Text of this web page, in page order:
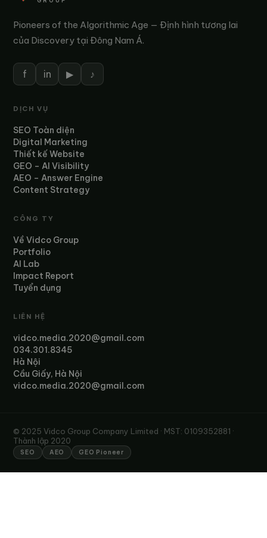
Pioneers of the Algorithmic Age — Định hình tương lai
của Discovery tại Đông Nam Á.
f in ▶ ♪
DỊCH VỤ
SEO Toàn diện
Digital Marketing
Thiết kế Website
GEO – AI Visibility
AEO – Answer Engine
Content Strategy
CÔNG TY
Về Vidco Group
Portfolio
AI Lab
Impact Report
Tuyển dụng
LIÊN HỆ
vidco.media.2020@gmail.com
034.301.8345
Hà Nội
Cầu Giấy, Hà Nội
vidco.media.2020@gmail.com
© 2025 Vidco Group Company Limited · MST: 0109352881 ·
Thành lập 2020
SEO AEO GEO Pioneer